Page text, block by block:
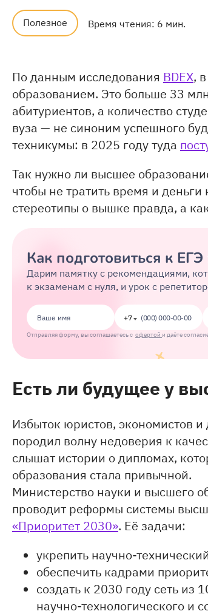
Полезное Время чтения: 6 мин.
По данным исследования BDEX,
образованием. Это больше 33
абитуриентов, а количество
вуза — не синоним успешного
техникумы: в 2025 году туда
Так нужно ли высшее
чтобы не тратить время и
стереотипы о вышке правда, а
Как подготовиться к ЕГЭ
Дарим памятку с рекомендациями,
к экзаменам с нуля, и урок с
+7
Отправляя форму, вы соглашаетесь с офертой и даёте
Есть ли будущее у
Избыток юристов, экономистов
породил волну недоверия к
слышат истории о дипломах,
образования стала привычной.
Министерство науки и высшего
проводит реформы системы
«Приоритет 2030». Её задачи:
укрепить научно-
обеспечить кадрами
создать к 2030 году сеть из
научно-технологического и